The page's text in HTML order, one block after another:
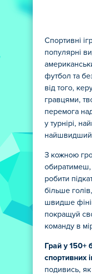
Спортивні
популярні
футбол та
від того,
гравцями,
перемога
у турнірі,
найшвидший
З кожною
обиратимеш,
робити
більше
швидше
покращуй
команду в
Грай у 150+
спортивних
подивись,